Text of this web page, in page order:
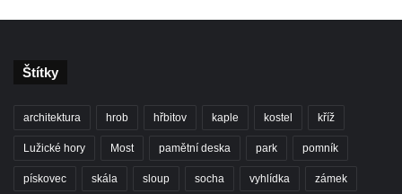
Štítky
architektura hrob hřbitov kaple kostel kříž
Lužické hory Most pamětní deska park pomník
pískovec skála sloup socha vyhlídka zámek